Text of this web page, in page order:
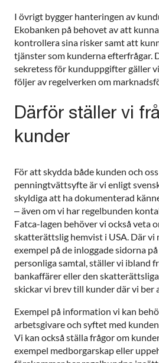
I övrigt bygger hanteringen av
Ekobanken på behovet av att
kontrollera sina risker samt att
tjänster som kunderna efterfrågar.
sekretess för kunduppgifter gäller
följer av regelverken om
Därför ställer vi
kunder
För att skydda både kunden och
penningtvättsyfte är vi enligt
skyldiga att ha dokumenterad
– även om vi har regelbunden
Fatca-lagen behöver vi också veta
skatterättslig hemvist i USA. Där vi
exempel på de inloggade sidorna
personliga samtal, ställer vi ibland
bankaffärer eller den
skickar vi brev till kunder där vi ber
Exempel på information vi kan
arbetsgivare och syftet med
Vi kan också ställa frågor om
exempel medborgarskap eller